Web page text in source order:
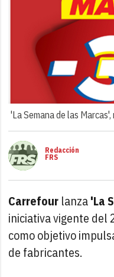
'La Semana de las
Redacción
FRS
Carrefour lanza'La
iniciativa vigente del
como objetivo
de fabricantes.